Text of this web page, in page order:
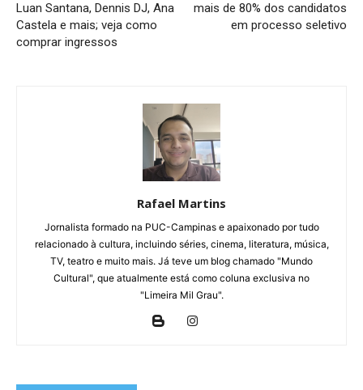
Luan Santana, Dennis DJ, Ana
Castela e mais; veja como
comprar ingressos
mais de 80% dos candidatos
em processo seletivo
Rafael Martins
Jornalista formado na PUC-Campinas e apaixonado por tudo
relacionado à cultura, incluindo séries, cinema, literatura, música,
TV, teatro e muito mais. Já teve um blog chamado "Mundo
Cultural", que atualmente está como coluna exclusiva no
"Limeira Mil Grau".